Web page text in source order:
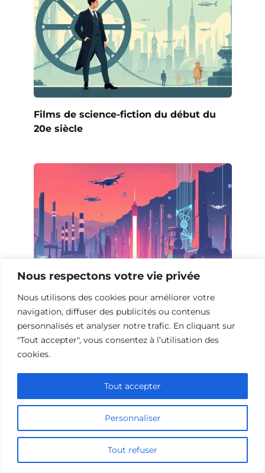
Nous respectons votre vie privée
Nous utilisons des cookies pour améliorer votre
navigation, diffuser des publicités ou contenus
personnalisés et analyser notre trafic. En cliquant sur
"Tout accepter", vous consentez à l’utilisation des
cookies.
Personnaliser
Tout refuser
Tout accepter
Films de science-fiction du début du
20e siècle
Films de science-fiction sur
l’industrialisation